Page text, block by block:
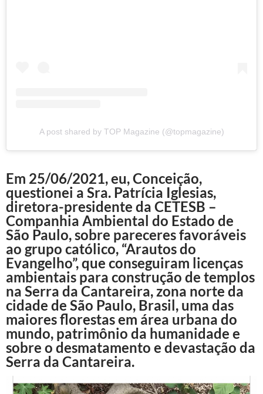
A post shared by TOP Magazine (@topmagazine)
Em 25/06/2021, eu, Conceição,
questionei a Sra. Patrícia Iglesias,
diretora-presidente da CETESB –
Companhia Ambiental do Estado de
São Paulo, sobre pareceres favoráveis
ao grupo católico, “Arautos do
Evangelho”, que conseguiram licenças
ambientais para construção de templos
na Serra da Cantareira, zona norte da
cidade de São Paulo, Brasil, uma das
maiores florestas em área urbana do
mundo, patrimônio da humanidade e
sobre o desmatamento e devastação da
Serra da Cantareira.